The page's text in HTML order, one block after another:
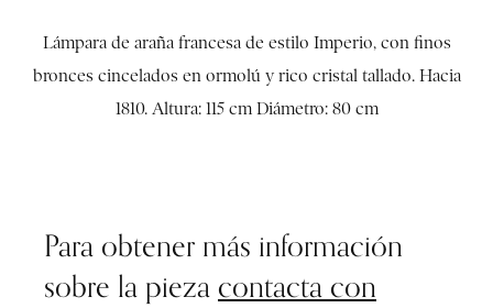
Lámpara de araña francesa de estilo Imperio, con finos
bronces cincelados en ormolú y rico cristal tallado. Hacia
1810. Altura: 115 cm Diámetro: 80 cm
Para obtener más información
sobre la pieza contacta con